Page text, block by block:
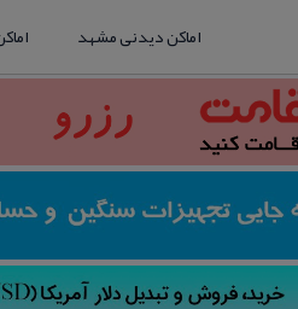
اماکن دیدنی مشهد